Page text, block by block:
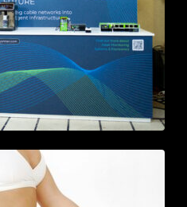
generează o scădere
până la 22,6% la femei în
și reduce la jumătate